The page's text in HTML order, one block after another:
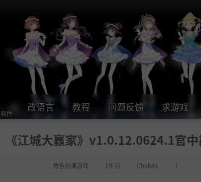
软件
改语言 教程 问题反馈 求游戏
《江城大赢家》v1.0.12.0624.1官
角色扮演游戏 1年前 Chobits 7